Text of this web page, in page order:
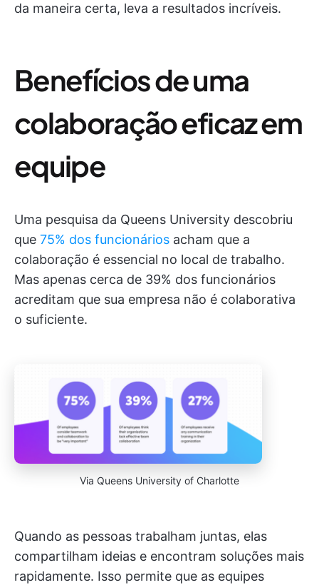
da maneira certa, leva a resultados incríveis.
Benefícios de uma
colaboração eficaz em
equipe
Uma pesquisa da Queens University descobriu
que 75% dos funcionários acham que a
colaboração é essencial no local de trabalho.
Mas apenas cerca de 39% dos funcionários
acreditam que sua empresa não é colaborativa
o suficiente.
Via Queens University of Charlotte
Quando as pessoas trabalham juntas, elas
compartilham ideias e encontram soluções mais
rapidamente. Isso permite que as equipes